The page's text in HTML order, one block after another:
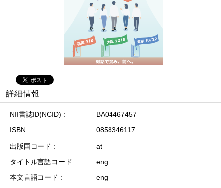
詳細情報
NII書誌ID(NCID)
BA04467457
ISBN
0858346117
出版国コード
at
タイトル言語コード
eng
本文言語コード
eng